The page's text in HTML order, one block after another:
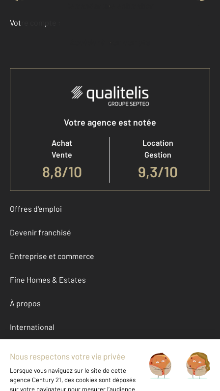
Demander une estimation
Votre compte :
Accéder à mon compte
Votre agence est notée
Achat
Vente
8,8/10
Location
Gestion
9,3/10
Offres d'emploi
Devenir franchisé
Entreprise et commerce
Fine Homes & Estates
À propos
International